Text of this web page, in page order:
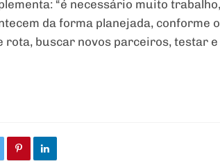
“é necessário muito
da forma planejada, conforme
buscar novos parceiros, testar